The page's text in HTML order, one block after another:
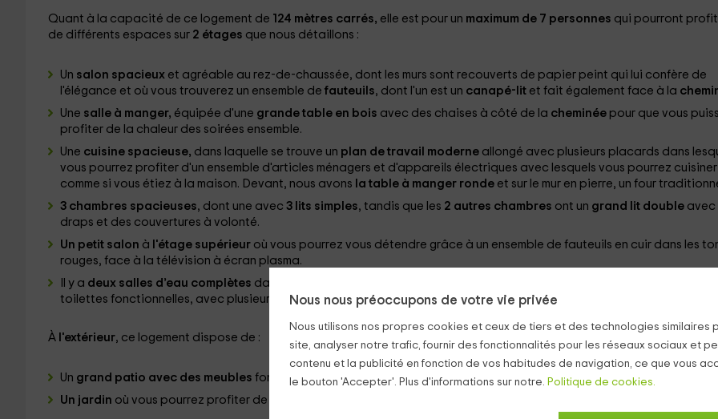
Nous nous préoccupons de votre vie privée
Nous utilisons nos propres cookies et ceux de tiers et des technologies similaires
site, analyser notre trafic, fournir des fonctionnalités pour les réseaux sociaux et
contenu et la publicité en fonction de vos habitudes de navigation, ce que vous
le bouton 'Accepter'. Plus d'informations sur notre.
Politique de cookies.
Quant à la capacité de ce logement de 124 mètres carrés, elle est pour un maximum de 7 personnes qui pourront
de différents espaces sur2 étages que nous détaillons :
Un salon spacieux et agréable au rez-de-chaussée, dont les murs sont recouverts de papier peint qui lui confère de
l'élégance et où vous trouverez un ensemble de fauteuils, dont l'un est un canapé-lit et fait également face à la
Une salle à manger, équipée d'une grande table en bois avec des chaises à côté de la cheminée pour que vous
profiter de la chaleur des soirées ensemble.
Une cuisine spacieuse, dans laquelle se trouve un plan de travail moderne allongé avec plusieurs placards dans
vous pourrez profiter d'un ensemble d'articles ménagers et d'appareils électriques avec lesquels vous pourrez cuisiner
comme si vous étiez à la maison. Devant, nous avons la table à manger rondeet sur le mur en pierre, un four
3 chambres spacieuses, dont une avec 3 lits simples, tandis que les 2 autres chambres ont un grand lit double avec
draps et des couvertures à volonté.
Un petit salon à l'étage supérieur où vous pourrez vous détendre grâce à un ensemble de fauteuils en cuir dans les
rouges, face à la télévision à écran plasma.
Il y a deux salles d’eau complètes dans lesquelles vous trouverez tous les équipements sanitaires nécessaires et des
toilettes fonctionnelles, avec plusieurs
jeux de serviettes.
À l'extérieur, ce logement dispose de :
Un grand patio avec des meubles fonctionnels.
Un jardin où vous pourrez profiter de la tranquillité et d'agréables promenades.